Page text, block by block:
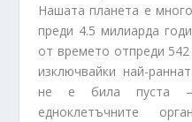
Нашата планета е
преди 4.5 милиарда
от времето отпреди
изключвайки най-
не е била пуста –
едноклетъчните